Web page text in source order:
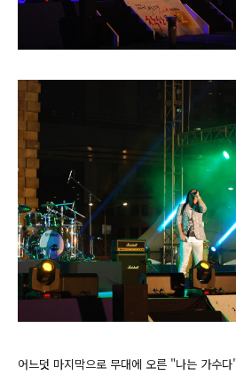
어느덧 마지막으로 무대에 오른 "나는 가수